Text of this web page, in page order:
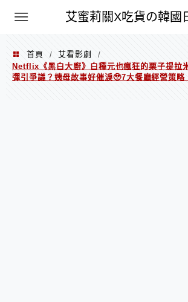
艾蜜莉關X吃貨の韓國
PXN
首頁 / 艾看影劇
/
Netflix《黑白大廚》白種元也瘋狂的栗子提拉
彈引爭議？姨母故事好催淚🥹7大餐廳經營策